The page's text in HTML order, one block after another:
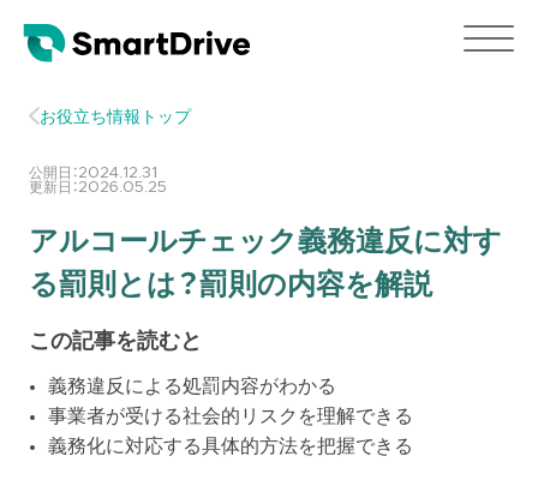
お役立ち情報トップ
公開日：2024.12.31
更新日：2026.05.25
アルコールチェック義務違反に対す
る罰則とは？罰則の内容を解説
この記事を読むと
義務違反による処罰内容がわかる
事業者が受ける社会的リスクを理解できる
義務化に対応する具体的方法を把握できる